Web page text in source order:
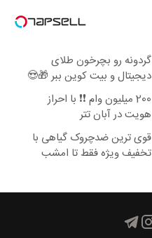
گردونه رو بچرخون طلای
دیجیتال و بیت کوین ببر 🎁😍
200 میلیون وام ❗❗ با احراز
هویت در آبان تتر
قوی ترین ضدچروک گیاهی با
تخفیف ویژه فقط تا امشب